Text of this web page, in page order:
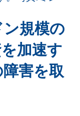
規模の
加速す
害を取